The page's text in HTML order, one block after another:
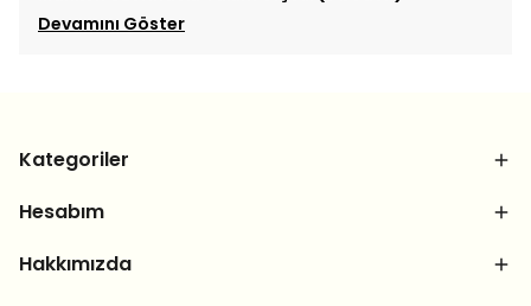
Devamını Göster
Kategoriler
Hesabım
Hakkımızda